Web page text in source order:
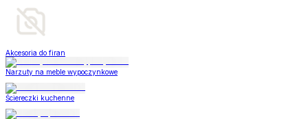
Akcesoria do firan
Narzuty na meble wypoczynkowe
Ściereczki kuchenne